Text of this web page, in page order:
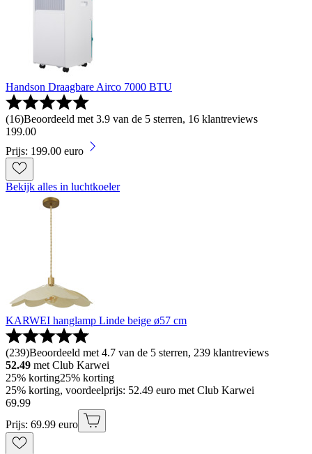
Handson Draagbare Airco 7000 BTU
(16)Beoordeeld met 3.9 van de 5 sterren, 16 klantreviews
199.00
Prijs: 199.00 euro
Bekijk alles in luchtkoeler
KARWEI hanglamp Linde beige ø57 cm
(239)Beoordeeld met 4.7 van de 5 sterren, 239 klantreviews
52.49 met Club Karwei
25% korting25% korting
25% korting, voordeelprijs: 52.49 euro met Club Karwei
69.99
Prijs: 69.99 euro